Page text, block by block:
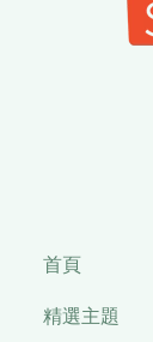
首頁
精選主題